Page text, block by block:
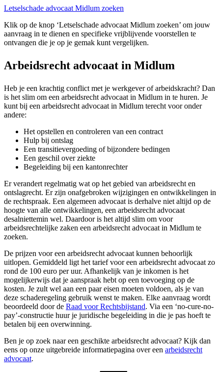
Letselschade advocaat Midlum zoeken
Klik op de knop ‘Letselschade advocaat Midlum zoeken’ om jouw
aanvraag in te dienen en specifieke vrijblijvende voorstellen te
ontvangen die je op je gemak kunt vergelijken.
Arbeidsrecht advocaat in Midlum
Heb je een krachtig conflict met je werkgever of arbeidskracht? Dan
is het slim om een arbeidsrecht advocaat in Midlum in te huren. Je
kunt bij een arbeidsrecht advocaat in Midlum terecht voor onder
andere:
Het opstellen en controleren van een contract
Hulp bij ontslag
Een transitievergoeding of bijzondere bedingen
Een geschil over ziekte
Begeleiding bij een kantonrechter
Er verandert regelmatig wat op het gebied van arbeidsrecht en
ontslagrecht. Er zijn onafgebroken wijzigingen en ontwikkelingen in
de rechtspraak. Een algemeen advocaat is derhalve niet altijd op de
hoogte van alle ontwikkelingen, een arbeidsrecht advocaat
desalniettemin wel. Daardoor is het altijd slim om voor
arbeidsrechtelijke zaken een arbeidsrecht advocaat in Midlum te
zoeken.
De prijzen voor een arbeidsrecht advocaat kunnen behoorlijk
uitlopen. Gemiddeld ligt het tarief voor een arbeidsrecht advocaat zo
rond de 100 euro per uur. Afhankelijk van je inkomen is het
mogelijkerwijs dat je aanspraak hebt op een toevoeging op de
kosten. Je zult wel aan een paar eisen moeten voldoen, als je van
deze schaderegeling gebruik wenst te maken. Elke aanvraag wordt
beoordeeld door de Raad voor Rechtsbijstand. Via een ‘no-cure-no-
pay’-constructie huur je juridische begeleiding in die je pas hoeft te
betalen bij een overwinning.
Ben je op zoek naar een geschikte arbeidsrecht advocaat? Kijk dan
eens op onze uitgebreide informatiepagina over een arbeidsrecht
advocaat.